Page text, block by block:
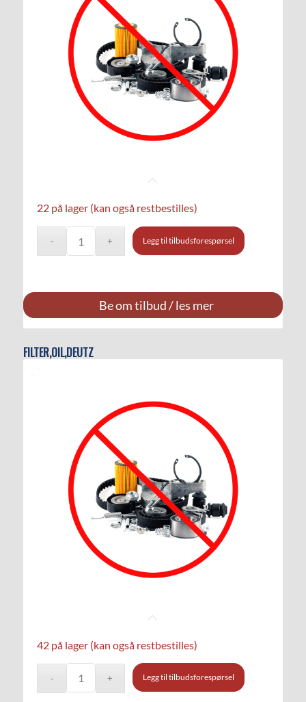
22 på lager (kan også restbestilles)
Legg til tilbudsforespørsel
Be om tilbud / les mer
FILTER,OIL,DEUTZ
42 på lager (kan også restbestilles)
Legg til tilbudsforespørsel